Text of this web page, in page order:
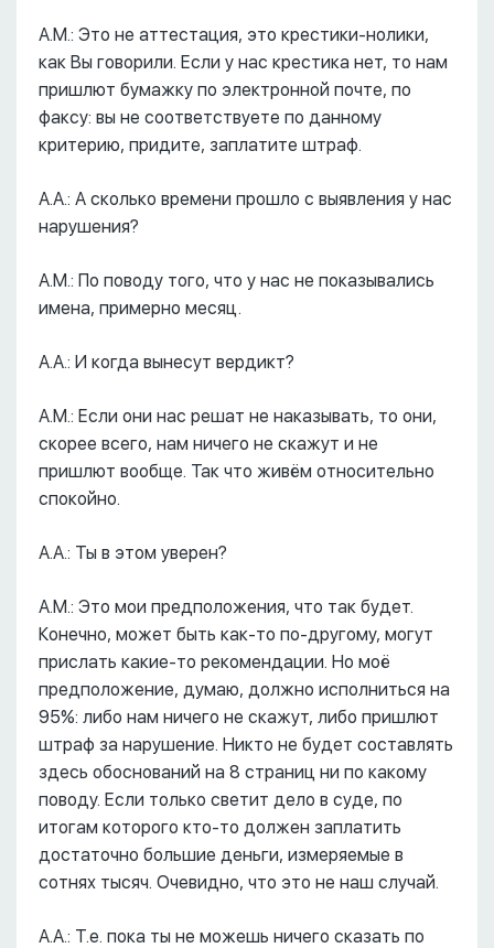
А.М.: Это не аттестация, это крестики-нолики,
как Вы говорили. Если у нас крестика нет, то нам
пришлют бумажку по электронной почте, по
факсу: вы не соответствуете по данному
критерию, придите, заплатите штраф.
А.А.: А сколько времени прошло с выявления у нас
нарушения?
А.М.: По поводу того, что у нас не показывались
имена, примерно месяц.
А.А.: И когда вынесут вердикт?
А.М.: Если они нас решат не наказывать, то они,
скорее всего, нам ничего не скажут и не
пришлют вообще. Так что живём относительно
спокойно.
А.А.: Ты в этом уверен?
А.М.: Это мои предположения, что так будет.
Конечно, может быть как-то по-другому, могут
прислать какие-то рекомендации. Но моё
предположение, думаю, должно исполниться на
95%: либо нам ничего не скажут, либо пришлют
штраф за нарушение. Никто не будет составлять
здесь обоснований на 8 страниц ни по какому
поводу. Если только светит дело в суде, по
итогам которого кто-то должен заплатить
достаточно большие деньги, измеряемые в
сотнях тысяч. Очевидно, что это не наш случай.
А.А.: Т.е. пока ты не можешь ничего сказать по